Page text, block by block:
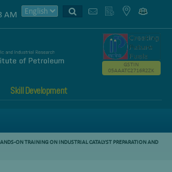
AM
Skill Development
GSTIN
05AAATC2716R2ZK
ON TRAINING ON INDUSTRIAL CATALYST PREPARATION AND